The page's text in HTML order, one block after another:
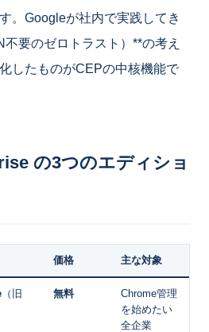
。Googleが社内で実践してき
要のゼロトラスト）**の考え
したものがCEPの中核機能で
の3つのエディショ
価格 主な対象
（旧
無料
Chrome管理
を始めたい
全企業